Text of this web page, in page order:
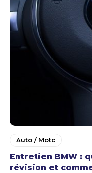
Auto / Moto
Entretien BMW :
révision et